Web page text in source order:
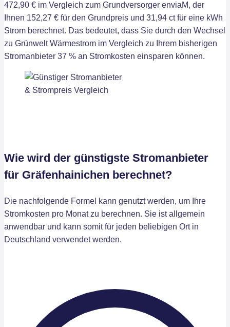
472,90 € im Vergleich zum Grundversorger enviaM, der
Ihnen 152,27 € für den Grundpreis und 31,94 ct für eine kWh
Strom berechnet. Das bedeutet, dass Sie durch den Wechsel
zu Grünwelt Wärmestrom im Vergleich zu Ihrem bisherigen
Stromanbieter 37 % an Stromkosten einsparen können.
Wie wird der günstigste Stromanbieter
für Gräfenhainichen berechnet?
Die nachfolgende Formel kann genutzt werden, um Ihre
Stromkosten pro Monat zu berechnen. Sie ist allgemein
anwendbar und kann somit für jeden beliebigen Ort in
Deutschland verwendet werden.